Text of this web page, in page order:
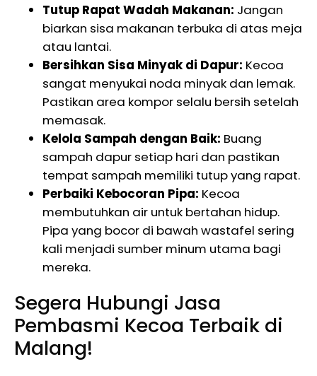
Tutup Rapat Wadah Makanan: Jangan
biarkan sisa makanan terbuka di atas meja
atau lantai.
Bersihkan Sisa Minyak di Dapur: Kecoa
sangat menyukai noda minyak dan lemak.
Pastikan area kompor selalu bersih setelah
memasak.
Kelola Sampah dengan Baik: Buang
sampah dapur setiap hari dan pastikan
tempat sampah memiliki tutup yang rapat.
Perbaiki Kebocoran Pipa: Kecoa
membutuhkan air untuk bertahan hidup.
Pipa yang bocor di bawah wastafel sering
kali menjadi sumber minum utama bagi
mereka.
Segera Hubungi Jasa
Pembasmi Kecoa Terbaik di
Malang!